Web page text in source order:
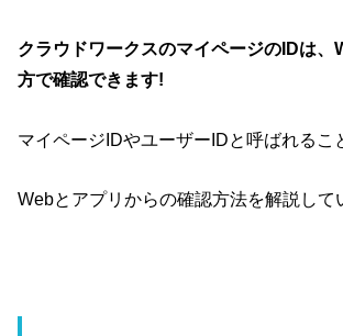
クラウドワークスのマイページのIDは、
方で確認できます!
マイページIDやユーザーIDと呼ばれるこ
Webとアプリからの確認方法を解説して